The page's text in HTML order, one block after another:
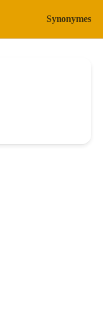
Synonymes